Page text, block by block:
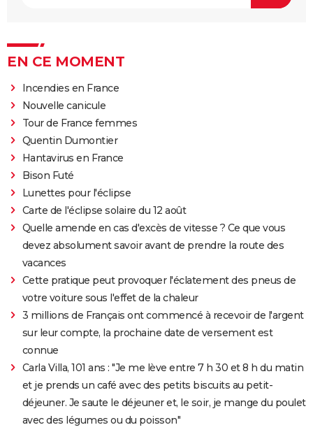
EN CE MOMENT
Incendies en France
Nouvelle canicule
Tour de France femmes
Quentin Dumontier
Hantavirus en France
Bison Futé
Lunettes pour l'éclipse
Carte de l'éclipse solaire du 12 août
Quelle amende en cas d'excès de vitesse ? Ce que vous
devez absolument savoir avant de prendre la route des
vacances
Cette pratique peut provoquer l'éclatement des pneus de
votre voiture sous l'effet de la chaleur
3 millions de Français ont commencé à recevoir de l'argent
sur leur compte, la prochaine date de versement est
connue
Carla Villa, 101 ans : "Je me lève entre 7 h 30 et 8 h du matin
et je prends un café avec des petits biscuits au petit-
déjeuner. Je saute le déjeuner et, le soir, je mange du poulet
avec des légumes ou du poisson"